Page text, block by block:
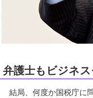
弁護士もビジネ
結局、何度か国税庁に